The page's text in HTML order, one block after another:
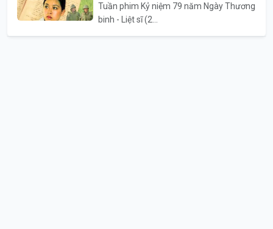
Tuần phim Kỷ niệm 79 năm Ngày Thương
binh - Liệt sĩ (2...